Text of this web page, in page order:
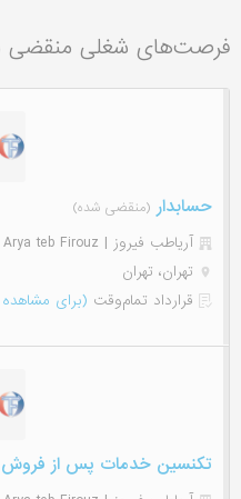
فرصت‌های شغلی منقضی
حسابدار (منقضی شده)
آریاطب فیروز | Arya teb Firouz
تهران، تهران
قرارداد تمام‌وقت (برای
تکنسین خدمات پس از فروش